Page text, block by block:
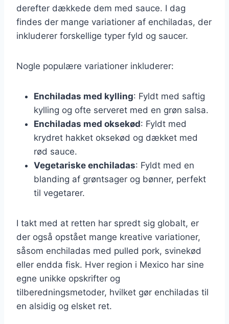
derefter dækkede dem med sauce. I dag
findes der mange variationer af enchiladas, der
inkluderer forskellige typer fyld og saucer.
Nogle populære variationer inkluderer:
Enchiladas med kylling: Fyldt med saftig
kylling og ofte serveret med en grøn salsa.
Enchiladas med oksekød: Fyldt med
krydret hakket oksekød og dækket med
rød sauce.
Vegetariske enchiladas: Fyldt med en
blanding af grøntsager og bønner, perfekt
til vegetarer.
I takt med at retten har spredt sig globalt, er
der også opstået mange kreative variationer,
såsom enchiladas med pulled pork, svinekød
eller endda fisk. Hver region i Mexico har sine
egne unikke opskrifter og
tilberedningsmetoder, hvilket gør enchiladas til
en alsidig og elsket ret.